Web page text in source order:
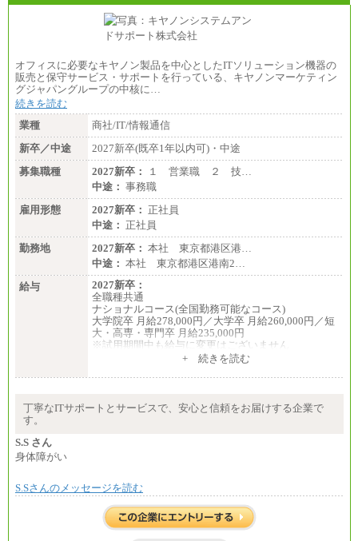
オフィスに必要なキヤノン製品を中心としたITソリューション機器の
販売と保守サービス・サポートを行っている、キヤノンマーケティン
グジャパングループの中核に…
続きを読む
業種
商社/IT/情報通信
新卒／中途
2027新卒(既卒1年以内可)・中途
募集職種
2027新卒：
１ 営業職 ２ 技…
中途： 事務職
雇用形態
2027新卒： 正社員
中途： 正社員
勤務地
2027新卒： 本社 東京都港区港…
中途： 本社 東京都港区港南2…
給与
2027新卒：
全職種共通
ナショナルコース(全国勤務可能なコース)
大学院卒 月給278,000円／大学卒 月給260,000円／短
大・高専・専門卒 月給235,000円
※試用期間中も給与に変更はございません
大学院卒 月給264,000円／大学卒 月給250,000円／短
※試用期間中も給与に変更はございません
中途：
+ 続きを読む
丁寧なITサポートとサービスで、安心と信頼をお届けする企業で
す。
S.S さん
身体障がい
S.Sさんのメッセージを読む